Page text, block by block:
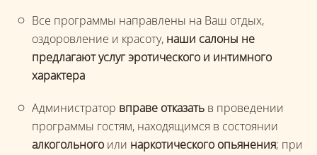
Все программы направлены на Ваш отдых,
оздоровление и красоту, наши салоны не
предлагают услуг эротического и интимного
характера
Администратор вправе отказать в проведении
программы гостям, находящимся в состоянии
алкогольного или наркотического опьянения; при